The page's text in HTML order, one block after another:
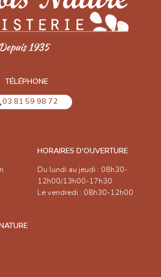
TÉLÉPHONE
03 81 59 98 72
HORAIRES D'OUVERTURE
Du lundi au jeudi : 08h30-
12h00/13h00-17h30
Le vendredi : 08h30-12h00